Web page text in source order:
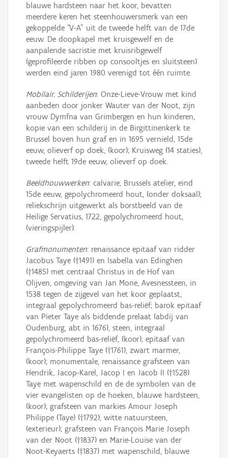
blauwe hardsteen naar het koor, bevatten
meerdere keren het steenhouwersmerk van een
gekoppelde "V-A" uit de tweede helft van de 17de
eeuw. De doopkapel met kruisgewelf en de
aanpalende sacristie met kruisribgewelf
(geprofileerde ribben op consooltjes en sluitsteen)
werden eind jaren 1980 verenigd tot één ruimte.
Mobilair. Schilderijen: Onze-Lieve-Vrouw met kind
aanbeden door jonker Wauter van der Noot, zijn
vrouw Dymfna van Grimbergen en hun kinderen,
kopie van een schilderij in de Birgittinenkerk te
Brussel boven hun graf en in 1695 vernield, 15de
eeuw, olieverf op doek, (koor); Kruisweg (14 staties),
tweede helft 19de eeuw, olieverf op doek.
Beeldhouwwerken: calvarie, Brussels atelier, eind
15de eeuw, gepolychromeerd hout, (onder doksaal);
reliekschrijn uitgewerkt als borstbeeld van de
Heilige Servatius, 1722, gepolychromeerd hout,
(vieringspijler).
Grafmonumenten: renaissance epitaaf van ridder
Jacobus Taye (†1491) en Isabella van Edinghen
(†1485) met centraal Christus in de Hof van
Olijven, omgeving van Jan Mone, Avesnessteen, in
1538 tegen de zijgevel van het koor geplaatst,
integraal gepolychromeerd bas-reliëf; barok epitaaf
van Pieter Taye als biddende prelaat (abdij van
Oudenburg, abt in 1676), steen, integraal
gepolychromeerd bas-reliëf, (koor); epitaaf van
François-Philippe Taye (†1761), zwart marmer,
(koor); monumentale, renaissance grafsteen van
Hendrik, Jacop-Karel, Jacop I en Jacob II (†1528)
Taye met wapenschild en de de symbolen van de
vier evangelisten op de hoeken, blauwe hardsteen,
(koor); grafsteen van markies Amour Joseph
Philippe (Taye) (†1792), witte natuursteen,
(exterieur); grafsteen van François Marie Joseph
van der Noot (†1837) en Marie-Louise van der
Noot-Keyaerts (†1837) met wapenschild, blauwe